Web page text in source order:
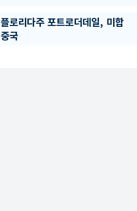
플로리다주 포트로더데일, 미합
중국